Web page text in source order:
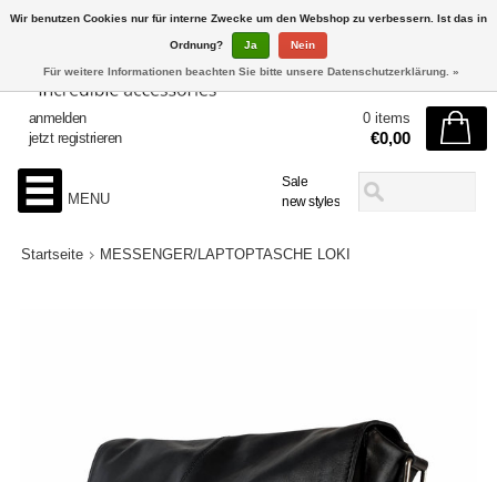
Sale
new styles
anmelden
jetzt registrieren
0 items
€0,00
MENU
Startseite MESSENGER/LAPTOPTASCHE LOKI
Wir benutzen Cookies nur für interne Zwecke um den Webshop zu verbessern. Ist das in
Ordnung? Ja Nein
Für weitere Informationen beachten Sie bitte unsere Datenschutzerklärung. »